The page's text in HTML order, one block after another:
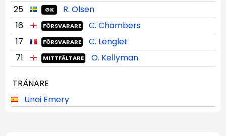
25 GK
R. Olsen
16
FÖRSVARARE
C. Chambers
17
FÖRSVARARE
C. Lenglet
71
MITTFÄLTARE O. Kellyman
TRÄNARE
Unai Emery